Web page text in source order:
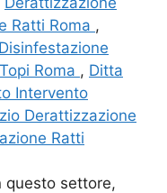
Ratti Roma ,
Disinfestazione
Roma , Ditta
Intervento
Derattizzazione
Ratti
questo settore,